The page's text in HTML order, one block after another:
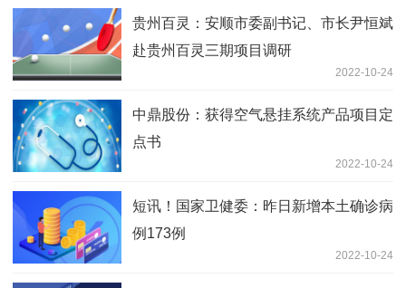
贵州百灵：安顺市委副书记、市长尹恒斌
赴贵州百灵三期项目调研
2022-10-24
中鼎股份：获得空气悬挂系统产品项目定
点书
2022-10-24
短讯！国家卫健委：昨日新增本土确诊病
例173例
2022-10-24